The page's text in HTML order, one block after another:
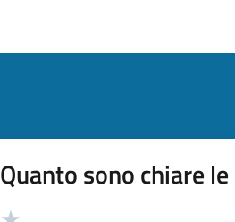
Quanto sono chiare
Valutazione